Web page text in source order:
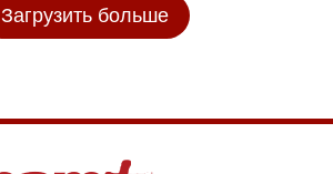
Загрузить больше